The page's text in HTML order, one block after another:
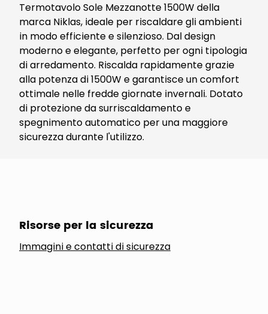
Termotavolo Sole Mezzanotte 1500W della
marca Niklas, ideale per riscaldare gli ambienti
in modo efficiente e silenzioso. Dal design
moderno e elegante, perfetto per ogni tipologia
di arredamento. Riscalda rapidamente grazie
alla potenza di 1500W e garantisce un comfort
ottimale nelle fredde giornate invernali. Dotato
di protezione da surriscaldamento e
spegnimento automatico per una maggiore
sicurezza durante l'utilizzo.
Risorse per la sicurezza
Immagini e contatti di sicurezza